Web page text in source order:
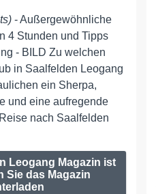
- Außergewöhnliche
4 Stunden und Tipps
- BILD Zu welchen
in Saalfelden Leogang
ein Sherpa,
und eine aufregende
nach Saalfelden
Leogang Magazin ist
Sie das Magazin